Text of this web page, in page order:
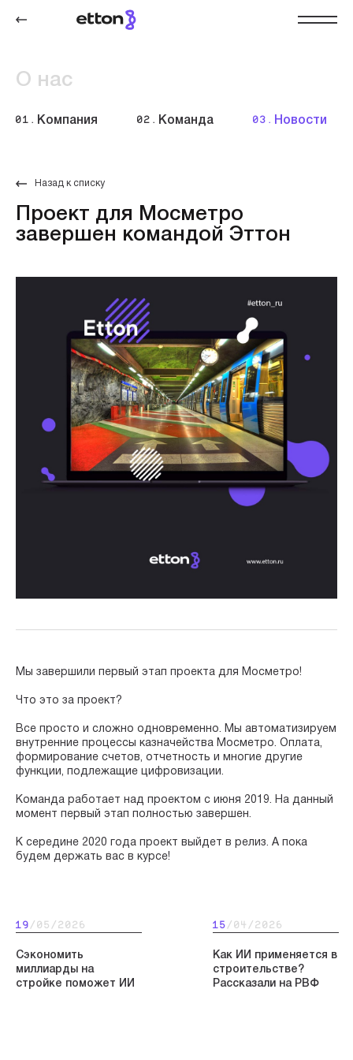
О нас
01. Компания 02. Команда 03. Новости
Назад к списку
Проект для Мосметро
завершен командой Эттон
Мы завершили первый этап проекта для Мосметро!
Что это за проект?
Все просто и сложно одновременно. Мы автоматизируем
внутренние процессы казначейства Мосметро. Оплата,
формирование счетов, отчетность и многие другие
функции, подлежащие цифровизации.
Команда работает над проектом с июня 2019. На данный
момент первый этап полностью завершен.
К середине 2020 года проект выйдет в релиз. А пока
будем держать вас в курсе!
19 /05/2026
Сэкономить
миллиарды на
стройке поможет ИИ
15 /04/2026
Как ИИ применяется в
строительстве?
Рассказали на РВФ